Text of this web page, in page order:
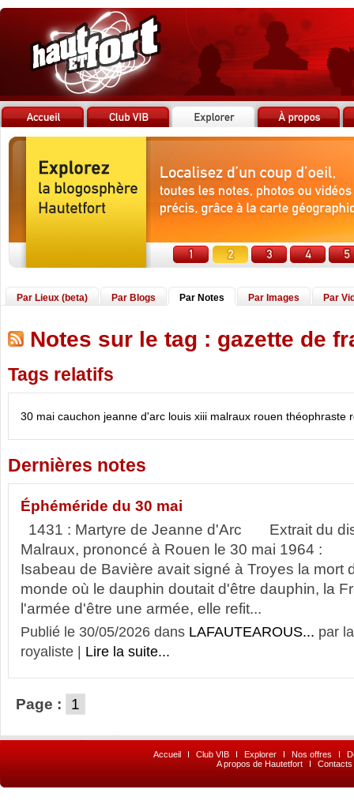
Par Lieux (beta) Par Blogs Par Notes Par Images Par
Notes sur le tag : gazette de
Tags relatifs
30 mai cauchon jeanne d'arc louis xiii malraux rouen théophraste
Dernières notes
Éphéméride du 30 mai
1431 : Martyre de Jeanne d'Arc Extrait du
Malraux, prononcé à Rouen le 30 mai 1964 :
Isabeau de Bavière avait signé à Troyes la mort
monde où le dauphin doutait d'être dauphin, la
l'armée d'être une armée, elle refit...
Publié le 30/05/2026 dans LAFAUTEAROUS... par
royaliste | Lire la suite...
Page : 1
Accueil I Club VIB I Explorer I Nos offres I
A propos de Hautetfort
I Contacts